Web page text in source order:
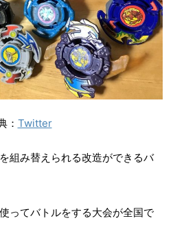
： Twitter
組み替えられる改造ができるバ
ってバトルをする大会が全国で